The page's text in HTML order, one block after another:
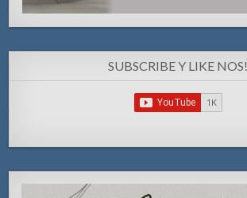
SUBSCRIBE Y LIKE NOS!